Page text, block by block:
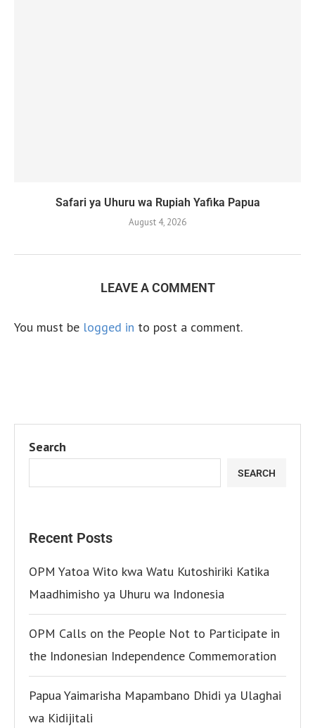
Safari ya Uhuru wa Rupiah Yafika Papua
August 4, 2026
LEAVE A COMMENT
You must be logged in to post a comment.
Search
SEARCH
Recent Posts
OPM Yatoa Wito kwa Watu Kutoshiriki Katika
Maadhimisho ya Uhuru wa Indonesia
OPM Calls on the People Not to Participate in
the Indonesian Independence Commemoration
Papua Yaimarisha Mapambano Dhidi ya Ulaghai
wa Kidijitali